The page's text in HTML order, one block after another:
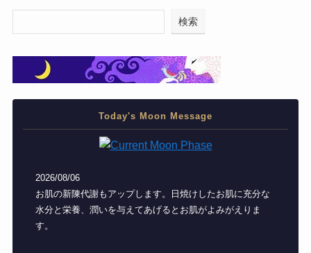
検索
Today's Moon Message